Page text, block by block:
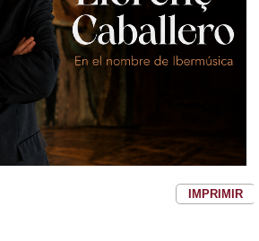
IMPRIMIR